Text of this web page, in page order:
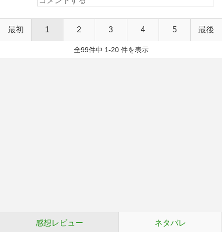
最初 1 2 3 4 5 最後
全99件中 1-20 件を表示
感想レビュー ネタバレ